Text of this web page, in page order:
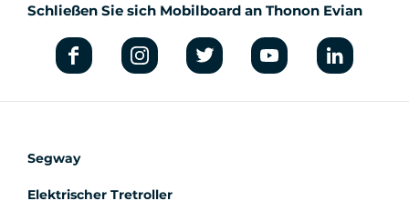
Schließen Sie sich Mobilboard an Thonon Evian
Segway
Elektrischer Tretroller